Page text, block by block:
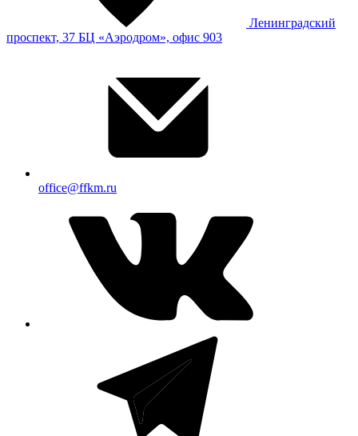
Ленинградский
проспект, 37 БЦ «Аэродром», офис 903
office@ffkm.ru